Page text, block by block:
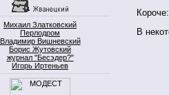
Михаил Златковский
Перлодром
Владимир Вишневский
Борис Жутовский
журнал "Бесэдер?"
Игорь Иртеньев
В